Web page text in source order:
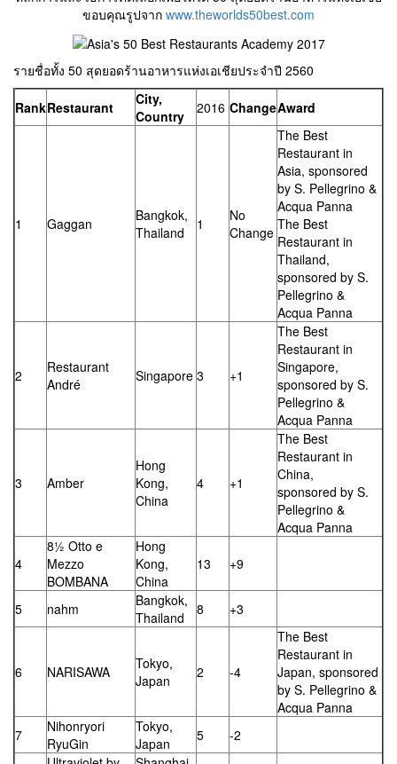
ขอบคุณรูปจาก www.theworlds50best.com
รายชื่อทั้ง 50 สุดยอดร้านอาหารแห่งเอเชียประจำปี 2560
RankRestaurant
City,
Country
2016 ChangeAward
1 Gaggan
Bangkok,
Thailand
1
No
Change
The Best
Restaurant in
Asia, sponsored
by S. Pellegrino &
Acqua Panna
The Best
Restaurant in
Thailand,
sponsored by S.
Pellegrino &
Acqua Panna
2
Restaurant
André
Singapore 3 +1
The Best
Restaurant in
Singapore,
sponsored by S.
Pellegrino &
Acqua Panna
3 Amber
Hong
Kong,
China
4 +1
The Best
Restaurant in
China,
sponsored by S.
Pellegrino &
Acqua Panna
4
8½ Otto e
Mezzo
BOMBANA
Hong
Kong,
China
13 +9
5 nahm
Bangkok,
Thailand
8 +3
6 NARISAWA
Tokyo,
Japan
2 -4
The Best
Restaurant in
Japan, sponsored
by S. Pellegrino &
Acqua Panna
7
Nihonryori
RyuGin
Tokyo,
Japan
5 -2